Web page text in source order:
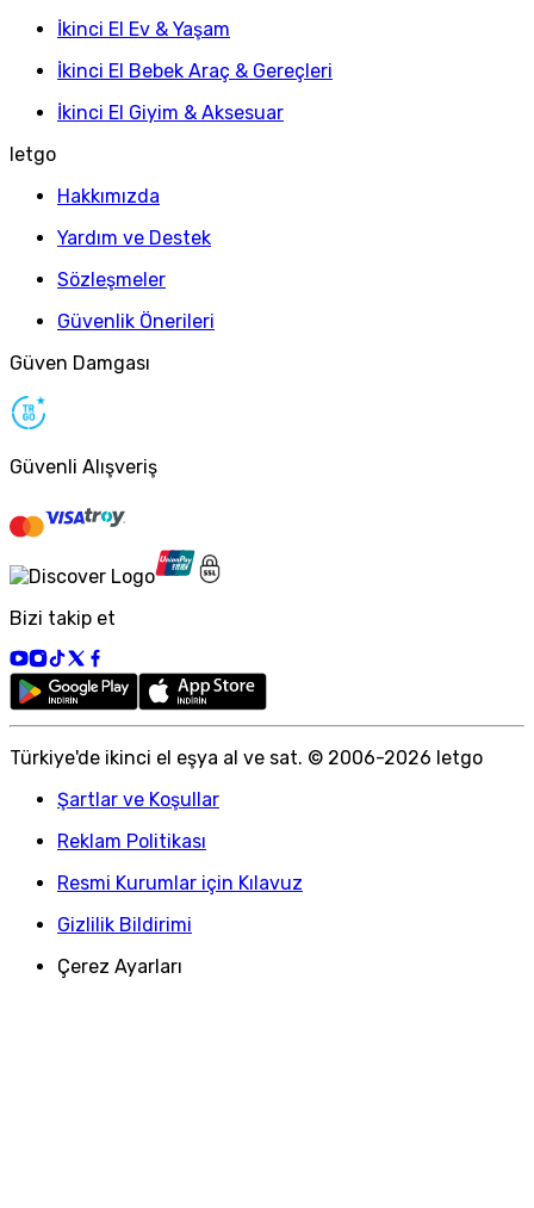
İkinci El Ev & Yaşam
İkinci El Bebek Araç & Gereçleri
İkinci El Giyim & Aksesuar
letgo
Hakkımızda
Yardım ve Destek
Sözleşmeler
Güvenlik Önerileri
Güven Damgası
Güvenli Alışveriş
Bizi takip et
Türkiye'de ikinci el eşya al ve sat. © 2006-2026 letgo
Şartlar ve Koşullar
Reklam Politikası
Resmi Kurumlar için Kılavuz
Gizlilik Bildirimi
Çerez Ayarları